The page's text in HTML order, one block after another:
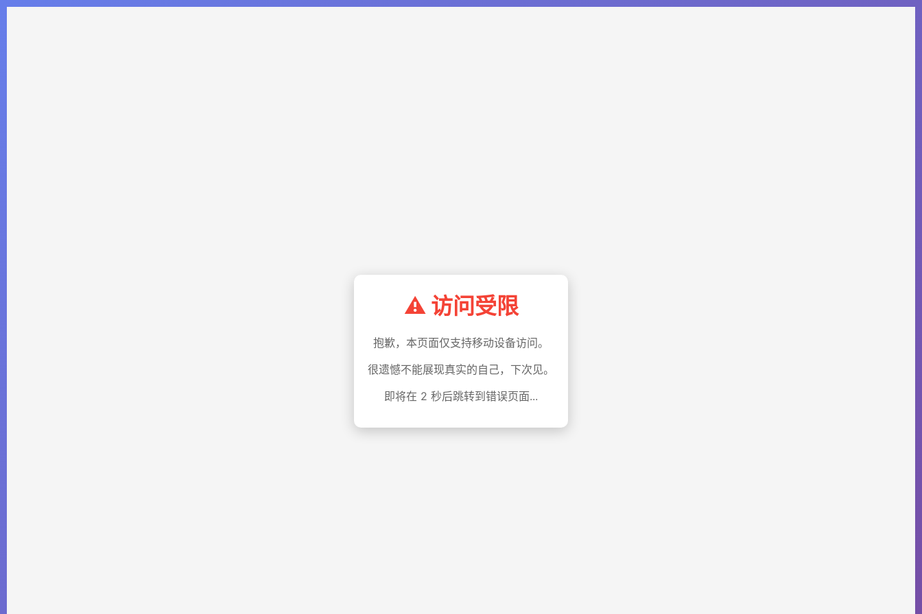
⚠️ 访问受限
抱歉，本页面仅支持移动设备访问。
很遗憾不能展现真实的自己，下次见。
即将在1秒后跳转到错误页面...